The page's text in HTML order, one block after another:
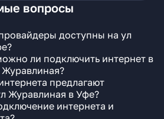
вопросы
доступны на ул
ли подключить интернет в
предлагают
Журавлиная в Уфе?
интернета и